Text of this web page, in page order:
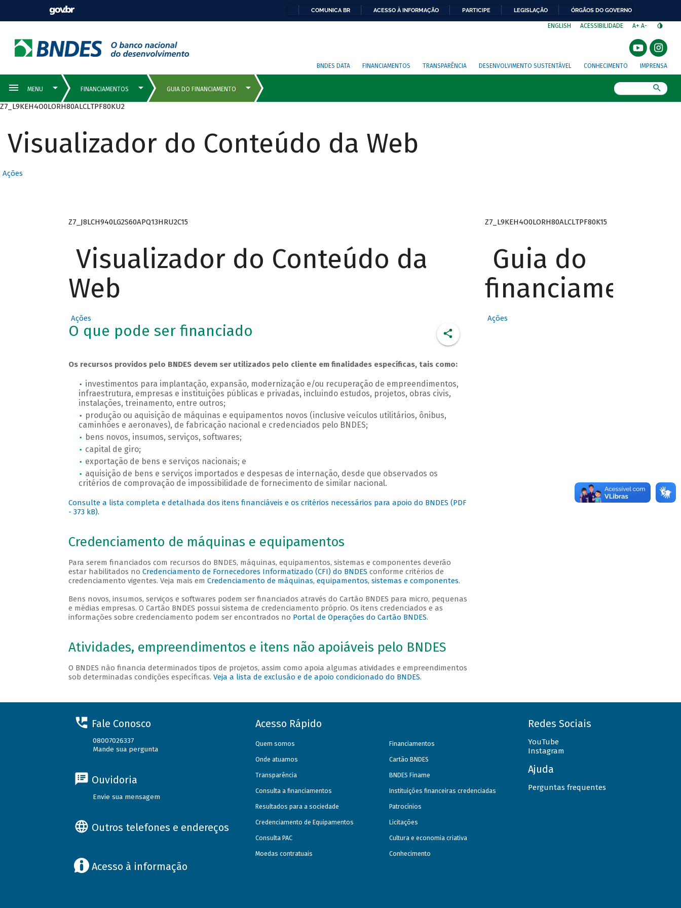
COMUNICA BR ACESSO À INFORMAÇÃO PARTICIPE LEGISLAÇÃO ÓRGÃOS DO GOVERNO
ENGLISH ACESSIBILIDADE A+ A-
BNDES DATA FINANCIAMENTOS TRANSPARÊNCIA DESENVOLVIMENTO SUSTENTÁVEL CONHECIMENTO IMPRENSA
Z7_L9KEH4O0LORH80ALCLTPF80KU2
Visualizador do Conteúdo da Web
Ações
Z7_J8LCH940LG2S60APQ13HRU2C15
Visualizador do Conteúdo da
Web
Ações
O que pode ser financiado
Os recursos providos pelo BNDES devem ser utilizados pelo cliente em finalidades específicas, tais como:
investimentos para implantação, expansão, modernização e/ou recuperação de empreendimentos,
infraestrutura, empresas e instituições públicas e privadas, incluindo estudos, projetos, obras civis,
instalações, treinamento, entre outros;
produção ou aquisição de máquinas e equipamentos novos (inclusive veículos utilitários, ônibus,
caminhões e aeronaves), de fabricação nacional e credenciados pelo BNDES;
bens novos, insumos, serviços, softwares;
capital de giro;
exportação de bens e serviços nacionais; e
aquisição de bens e serviços importados e despesas de internação, desde que observados os
critérios de comprovação de impossibilidade de fornecimento de similar nacional.
Consulte a lista completa e detalhada dos itens financiáveis e os critérios necessários para apoio do BNDES (PDF
- 373 kB).
Credenciamento de máquinas e equipamentos
Para serem financiados com recursos do BNDES, máquinas, equipamentos, sistemas e componentes deverão
estar habilitados no Credenciamento de Fornecedores Informatizado (CFI) do BNDES conforme critérios de
credenciamento vigentes. Veja mais em Credenciamento de máquinas, equipamentos, sistemas e componentes.
Bens novos, insumos, serviços e softwares podem ser financiados através do Cartão BNDES para micro, pequenas
e médias empresas. O Cartão BNDES possui sistema de credenciamento próprio. Os itens credenciados e as
informações sobre credenciamento podem ser encontrados no Portal de Operações do Cartão BNDES.
Atividades, empreendimentos e itens não apoiáveis pelo BNDES
O BNDES não financia determinados tipos de projetos, assim como apoia algumas atividades e empreendimentos
sob determinadas condições específicas. Veja a lista de exclusão e de apoio condicionado do BNDES.
Z7_L9KEH4O0LORH80ALCLTPF80K15
Guia do
financiamento
Ações
Fale Conosco
08007026337
Mande sua pergunta
Ouvidoria
Envie sua mensagem
Outros telefones e endereços
Acesso à informação
Acesso Rápido
Quem somos
Onde atuamos
Transparência
Consulta a financiamentos
Resultados para a sociedade
Credenciamento de Equipamentos
Consulta PAC
Moedas contratuais
Financiamentos
Cartão BNDES
BNDES Finame
Instituições financeiras credenciadas
Patrocínios
Licitações
Cultura e economia criativa
Conhecimento
Redes Sociais
YouTube
Instagram
Ajuda
Perguntas frequentes